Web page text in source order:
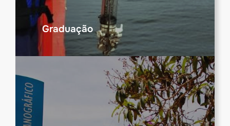
Graduação